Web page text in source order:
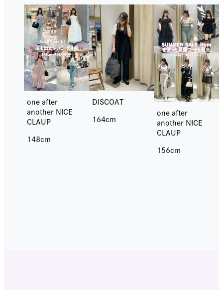
one after
another NICE
CLAUP
148cm
DISCOAT
164cm
one after
another NICE
CLAUP
156cm